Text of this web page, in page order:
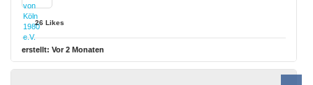
26 Likes
erstellt: Vor 2 Monaten